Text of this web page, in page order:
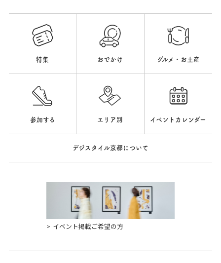
特集 おでかけ グルメ・お土産
参加する エリア別 イベントカレンダー
デジスタイル京都について
イベント掲載ご希望の方